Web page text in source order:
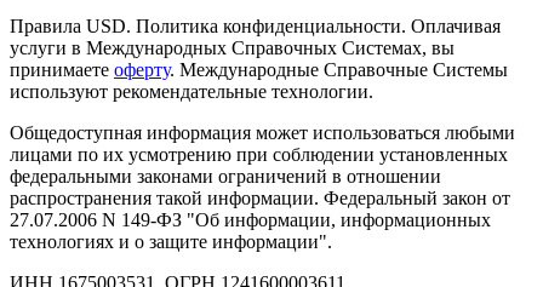
Правила USD. Политика конфиденциальности. Оплачивая
услуги в Международных Справочных Системах, вы
принимаете оферту. Международные Справочные Системы
используют рекомендательные технологии.
Общедоступная информация может использоваться любыми
лицами по их усмотрению при соблюдении установленных
федеральными законами ограничений в отношении
распространения такой информации. Федеральный закон от
27.07.2006 N 149-ФЗ "Об информации, информационных
технологиях и о защите информации".